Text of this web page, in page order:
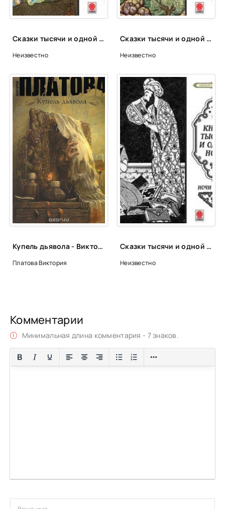
Сказки тысячи и одной ночи. Ночи 459-509
Неизвестно
Сказки тысячи и одной ночи. Ночи 918-968
Неизвестно
Купель дьявола - Виктория Платова
Платова Виктория
Сказки тысячи и одной ночи. Ночи 867-917
Неизвестно
Комментарии
Минимальная длина комментария - 7 знаков.